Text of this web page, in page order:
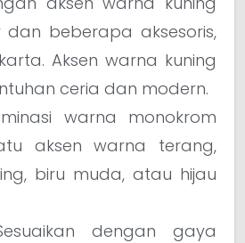
beberapa aksesoris,
Aksen warna kuning
ceria dan modern.
warna monokrom
aksen warna terang,
biru muda, atau hijau
dengan gaya